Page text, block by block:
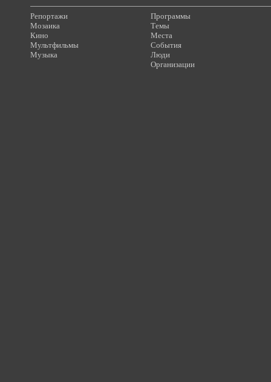
Репортажи
Мозаика
Кино
Мультфильмы
Музыка
Программы
Темы
Места
События
Люди
Организации